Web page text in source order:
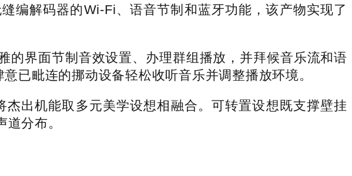
编解码器的Wi-Fi、语音节制和蓝牙功能，该产物实现了
界面节制音效设置、办理群组播放，并拜候音乐流和语
已毗连的挪动设备轻松收听音乐并调整播放环境。
出机能取多元美学设想相融合。可转置设想既支撑壁挂
分布。